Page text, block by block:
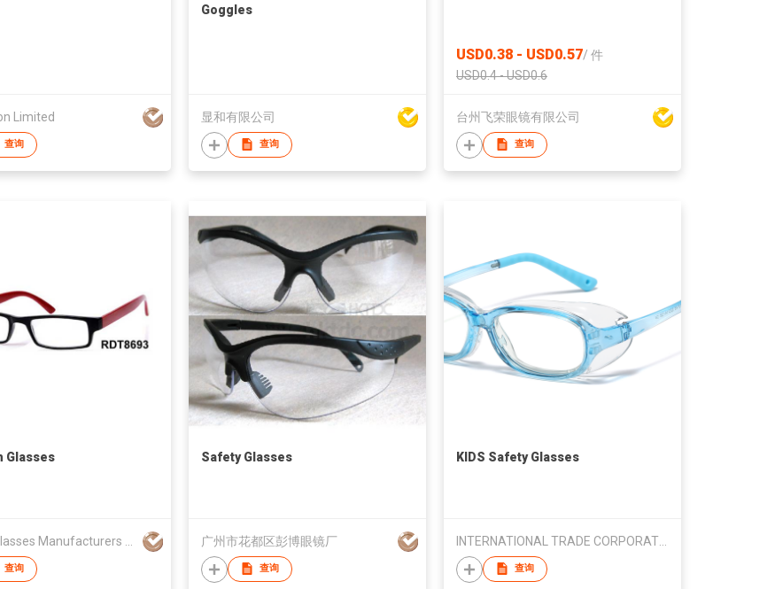
Limited
查询
Goggles
显和有限公司
查询
USD0.38 - USD0.57/ 件
USD0.4 - USD0.6
台州飞荣眼镜有限公司
查询
Glasses
查询
Safety Glasses
广州市花都区彭博眼镜厂
查询
KIDS Safety Glasses
查询